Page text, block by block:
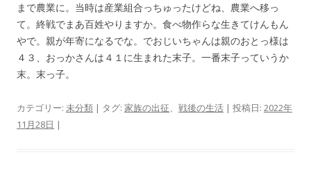
まで農業に。当時は産業組合っちゅったけどね、農業へ移っ
て。終戦でまあ百姓やりますか。食べ物作らな生きてけんもん
やで。親が年寄になるでな。でおじいちゃんは親のおとっ様は
４３、おっかさんは４１に生まれた末子。一番末子っていうか
末。末っ子。
カテゴリー: 未分類 | タグ: 家族の出征、 戦後の生活 | 投稿日: 2022年
11月28日 |